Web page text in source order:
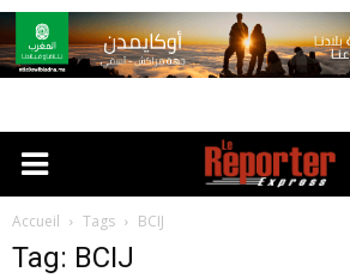
Accueil Tags BCIJ
Tag: BCIJ